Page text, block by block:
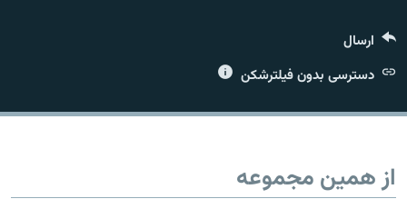
زبان‌های دیگر
ارسال
دسترسی بدون فیلترشکن
از همین مجموعه